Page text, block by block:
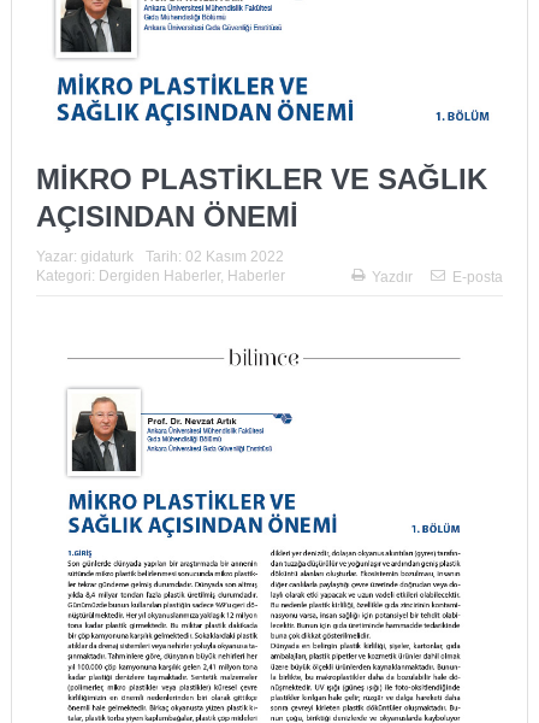
MİKRO PLASTİKLER VE SAĞLIK
AÇISINDAN ÖNEMİ
Yazar: gidaturk Tarih: 02 Kasım 2022
Kategori: Dergiden Haberler, Haberler Yazdır E-posta